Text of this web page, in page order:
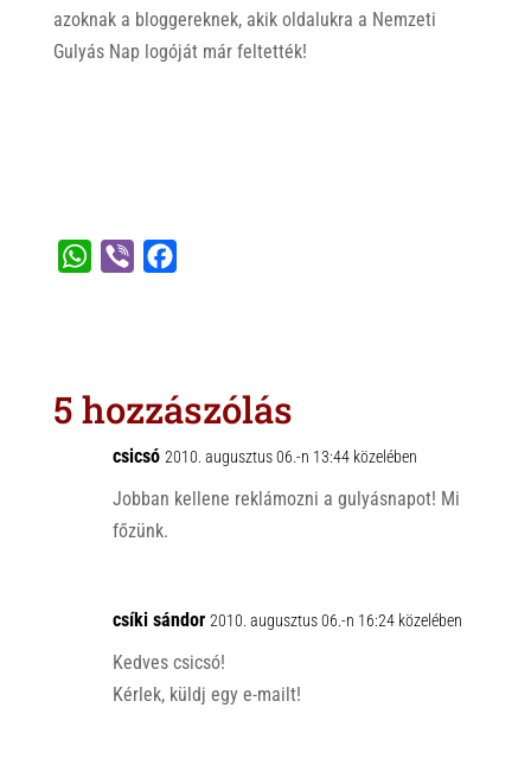
azoknak a bloggereknek, akik oldalukra a Nemzeti
Gulyás Nap logóját már feltették!
A
o
o
k
5 hozzászólás
csicsó 2010. augusztus 06.-n 13:44 közelében
Jobban kellene reklámozni a gulyásnapot! Mi
főzünk.
csíki sándor 2010. augusztus 06.-n 16:24 közelében
Kedves csicsó!
Kérlek, küldj egy e-mailt!